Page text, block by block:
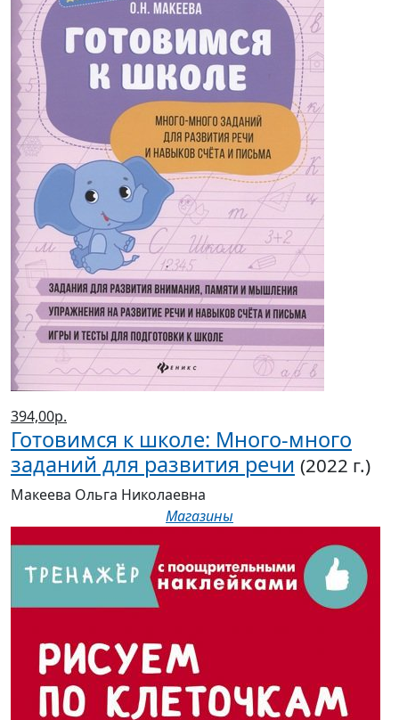
394,00р.
Готовимся к школе: Много-много
заданий для развития речи (2022 г.)
Макеева Ольга Николаевна
Магазины